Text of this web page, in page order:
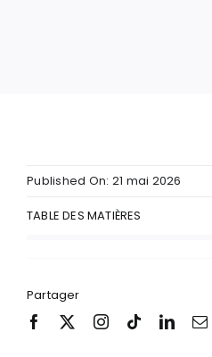
Published On: 21 mai 2026
TABLE DES MATIÈRES
Partager